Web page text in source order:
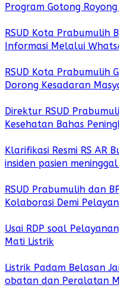
Program Gotong
RSUD Kota Prabumulih
Informasi Melalui
RSUD Kota Prabumulih
Dorong Kesadaran
Direktur RSUD
Kesehatan Bahas
Klarifikasi Resmi RS AR
insiden pasien
RSUD Prabumulih dan
Kolaborasi Demi
Usai RDP soal
Mati Listrik
Listrik Padam Belasan
obatan dan Peralatan